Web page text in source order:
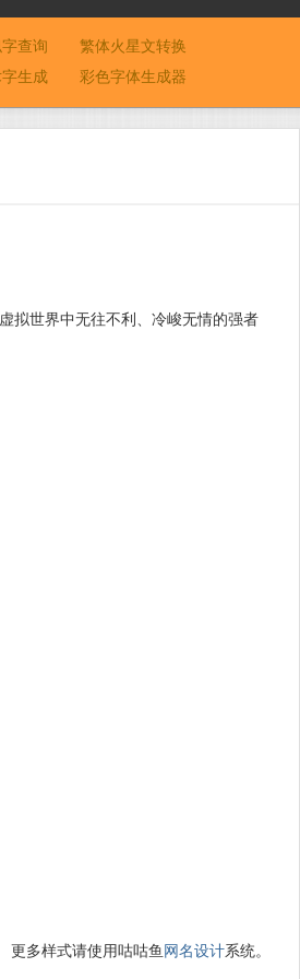
查询
繁体火星文转换
生成 彩色字体生成器
拟世界中无往不利、冷峻无情的强者
更多样式请使用咕咕鱼网名设计系统。